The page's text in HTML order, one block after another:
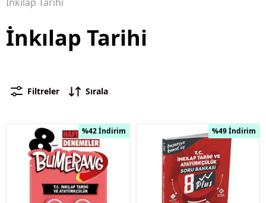
İnkılap Tarihi
Filtreler Sırala
%42 İndirim %49 İndirim